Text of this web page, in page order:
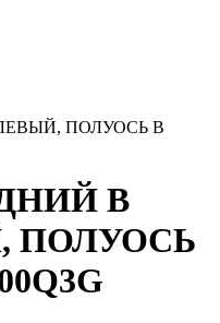
ПОЛУОСЬ В
В
ПОЛУОСЬ